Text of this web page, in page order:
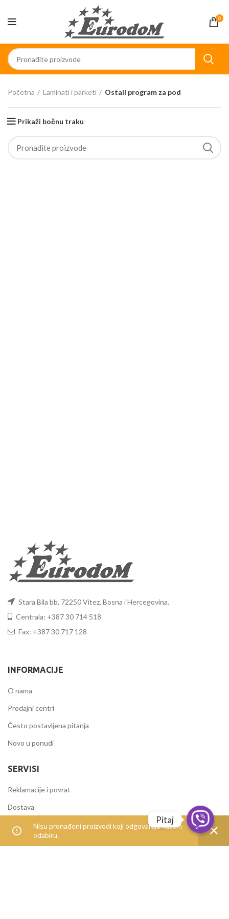
0
Početna Laminati i parketi Ostali program za pod
Prikaži bočnu traku
Nisu pronađeni proizvodi koji odgovaraju vašem
odabiru.
Stara Bila bb, 72250 Vitez, Bosna i Hercegovina.
Centrala: +387 30 714 518
Fax: +387 30 717 128
INFORMACIJE
O nama
Prodajni centri
Često postavljena pitanja
Novo u ponudi
SERVISI
Reklamacije i povrat
Dostava
Načini plaćanja
Pitaj